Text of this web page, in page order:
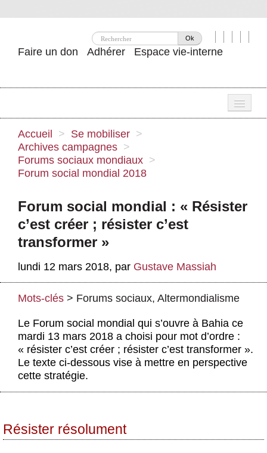
Ok
Faire un don Adhérer Espace vie-interne
Attac ?
Nos idées
Se mobiliser
Publications
Agenda
Actus et médias
Boutique
Accueil > Se mobiliser >
Archives campagnes >
Forums sociaux mondiaux >
Forum social mondial 2018
Forum social mondial : « Résister
c’est créer ; résister c’est
transformer »
lundi 12 mars 2018, par Gustave Massiah
Mots-clés > Forums sociaux, Altermondialisme
Le Forum social mondial qui s’ouvre à Bahia ce
mardi 13 mars 2018 a choisi pour mot d’ordre :
« résister c’est créer ; résister c’est transformer ».
Le texte ci-dessous vise à mettre en perspective
cette stratégie.
Résister résolument